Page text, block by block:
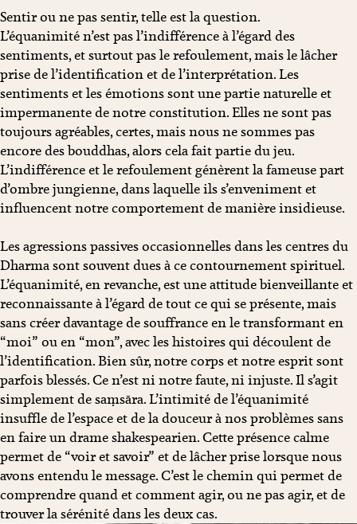
Sentir ou ne pas sentir, telle est la question.
L’équanimité n’est pas l’indifférence à l’égard des
sentiments, et surtout pas le refoulement, mais le lâcher
prise de l’identification et de l’interprétation. Les
sentiments et les émotions sont une partie naturelle et
impermanente de notre constitution. Elles ne sont pas
toujours agréables, certes, mais nous ne sommes pas
encore des bouddhas, alors cela fait partie du jeu.
L’indifférence et le refoulement génèrent la fameuse part
d’ombre jungienne, dans laquelle ils s’enveniment et
influencent notre comportement de manière insidieuse.
Les agressions passives occasionnelles dans les centres du
Dharma sont souvent dues à ce contournement spirituel.
L’équanimité, en revanche, est une attitude bienveillante et
reconnaissante à l’égard de tout ce qui se présente, mais
sans créer davantage de souffrance en le transformant en
“moi” ou en “mon”, avec les histoires qui découlent de
l’identification. Bien sûr, notre corps et notre esprit sont
parfois blessés. Ce n’est ni notre faute, ni injuste. Il s’agit
simplement de saṃsāra. L’intimité de l’équanimité
insuffle de l’espace et de la douceur à nos problèmes sans
en faire un drame shakespearien. Cette présence calme
permet de “voir et savoir” et de lâcher prise lorsque nous
avons entendu le message. C’est le chemin qui permet de
comprendre quand et comment agir, ou ne pas agir, et de
trouver la sérénité dans les deux cas.